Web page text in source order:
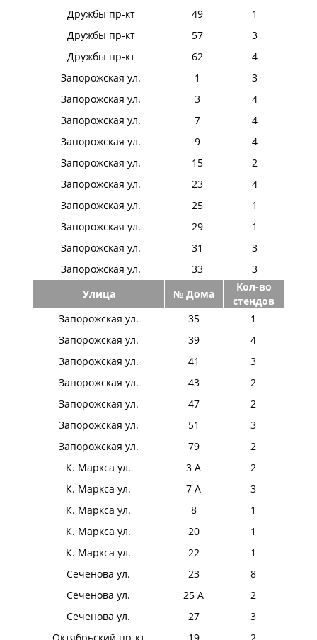
Дружбы пр-кт
49
1
Дружбы пр-кт
57
3
Дружбы пр-кт
62
4
Запорожская ул.
1
3
Запорожская ул.
3
4
Запорожская ул.
7
4
Запорожская ул.
9
4
Запорожская ул.
15
2
Запорожская ул.
23
4
Запорожская ул.
25
1
Запорожская ул.
29
1
Запорожская ул.
31
3
Запорожская ул.
33
3
Улица
№ Дома
Кол-во
стендов
Запорожская ул.
35
1
Запорожская ул.
39
4
Запорожская ул.
41
3
Запорожская ул.
43
2
Запорожская ул.
47
2
Запорожская ул.
51
3
Запорожская ул.
79
2
К. Маркса ул.
3 А
2
К. Маркса ул.
7 А
3
К. Маркса ул.
8
1
К. Маркса ул.
20
1
К. Маркса ул.
22
1
Сеченова ул.
23
8
Сеченова ул.
25 А
2
Сеченова ул.
27
3